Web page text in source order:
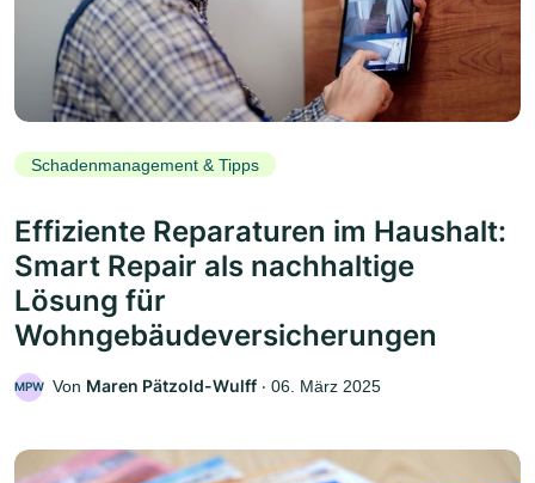
Schadenmanagement & Tipps
Effiziente Reparaturen im Haushalt:
Smart Repair als nachhaltige
Lösung für
Wohngebäudeversicherungen
MPW Von Maren Pätzold-Wulff ‧ 06. März 2025